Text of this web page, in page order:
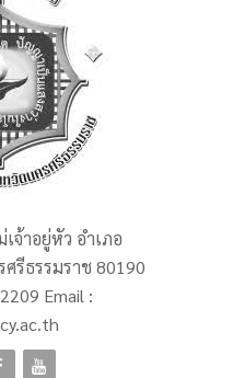
จ้าอยู่หัว อำเภอ
รีธรรมราช 80190
Email :